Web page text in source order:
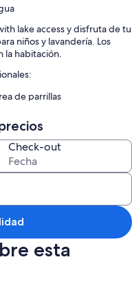
lake access y disfruta de tu
niños y lavandería. Los
la habitación.
de parrillas
the SEE with lake access
y mesas de comedor.
adicionales en todas las
por cable
Check-out
esta